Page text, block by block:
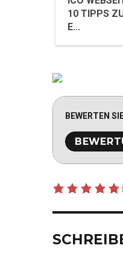
10 TIPPS
E...
BEWERTEN